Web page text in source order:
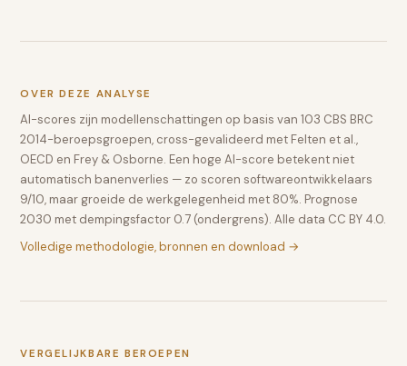
OVER DEZE ANALYSE
AI-scores zijn modellenschattingen op basis van 103 CBS BRC
2014-beroepsgroepen, cross-gevalideerd met Felten et al.,
OECD en Frey & Osborne. Een hoge AI-score betekent niet
automatisch banenverlies — zo scoren softwareontwikkelaars
9/10, maar groeide de werkgelegenheid met 80%. Prognose
2030 met dempingsfactor 0.7 (ondergrens). Alle data CC BY 4.0.
Volledige methodologie, bronnen en download →
VERGELIJKBARE BEROEPEN